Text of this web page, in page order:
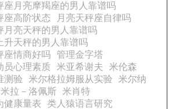
座月亮摩羯座的男人靠谱吗
座高阶状态
月亮天秤座自律吗
月亮天秤的男人靠谱吗
升天秤的男人靠谱吗
座情商好吗
管理金字塔
员心理素质
米亚希谢夫
米伦森
测验
米尔格拉姆服从实验
米尔纳
米拉－洛佩斯 米肖特
健康量表
类人猿语言研究